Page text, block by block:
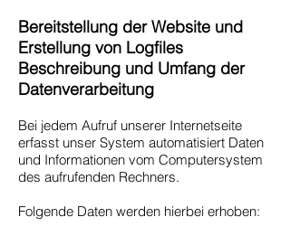
Bereitstellung der Website und
Erstellung von Logfiles
Beschreibung und Umfang der
Datenverarbeitung
Bei jedem Aufruf unserer Internetseite
erfasst unser System automatisiert Daten
und Informationen vom Computersystem
des aufrufenden Rechners.
Folgende Daten werden hierbei erhoben: